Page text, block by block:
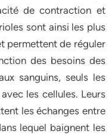
de contraction et
sont ainsi les plus
permettent de réguler
des besoins des
sanguins, seuls les
les cellules. Leurs
les échanges entre
lequel baignent les